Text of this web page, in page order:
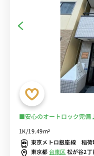
■安心のオートロック完
通勤を完全回避♪■選べる
1K/19.49m²
東京メトロ銀座線 稲
東京都台東区松が谷2